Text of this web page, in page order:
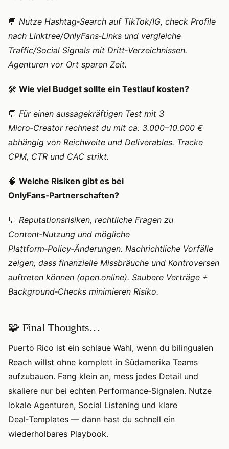
💬 Nutze Hashtag‑Search auf TikTok/IG, check Profile
nach Linktree/OnlyFans‑Links und vergleiche
Traffic/Social Signals mit Dritt‑Verzeichnissen.
Agenturen vor Ort sparen Zeit.
🛠️ Wie viel Budget sollte ein Testlauf kosten?
💬 Für einen aussagekräftigen Test mit 3
Micro‑Creator rechnest du mit ca. 3.000–10.000 €
abhängig von Reichweite und Deliverables. Tracke
CPM, CTR und CAC strikt.
🧠 Welche Risiken gibt es bei
OnlyFans‑Partnerschaften?
💬 Reputationsrisiken, rechtliche Fragen zu
Content‑Nutzung und mögliche
Plattform‑Policy‑Änderungen. Nachrichtliche Vorfälle
zeigen, dass finanzielle Missbräuche und Kontroversen
auftreten können (open.online). Saubere Verträge +
Background‑Checks minimieren Risiko.
🧩 Final Thoughts…
Puerto Rico ist ein schlaue Wahl, wenn du bilingualen
Reach willst ohne komplett in Südamerika Teams
aufzubauen. Fang klein an, mess jedes Detail und
skaliere nur bei echten Performance‑Signalen. Nutze
lokale Agenturen, Social Listening und klare
Deal‑Templates — dann hast du schnell ein
wiederholbares Playbook.